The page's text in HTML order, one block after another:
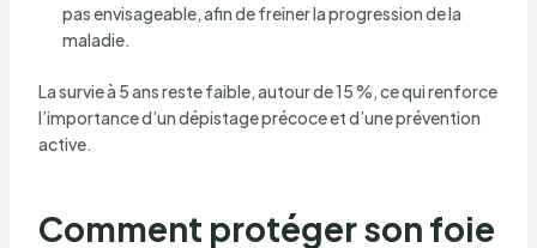
pas envisageable, afin de freiner la progression de la
maladie.
La survie à 5 ans reste faible, autour de 15 %, ce qui renforce
l’importance d’un dépistage précoce et d’une prévention
active.
Comment protéger son foie